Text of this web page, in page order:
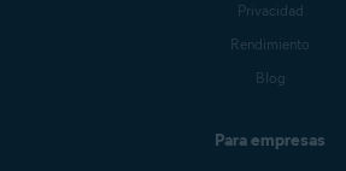
Privacidad
Rendimiento
Blog
Para empresas